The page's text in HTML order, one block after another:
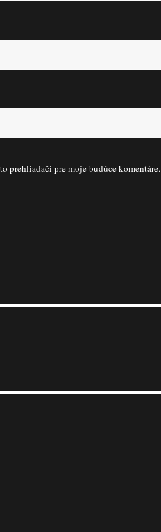
prehliadači pre moje budúce komentáre.